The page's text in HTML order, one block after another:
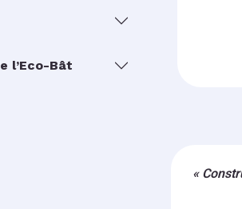
l’Eco-Bât
«